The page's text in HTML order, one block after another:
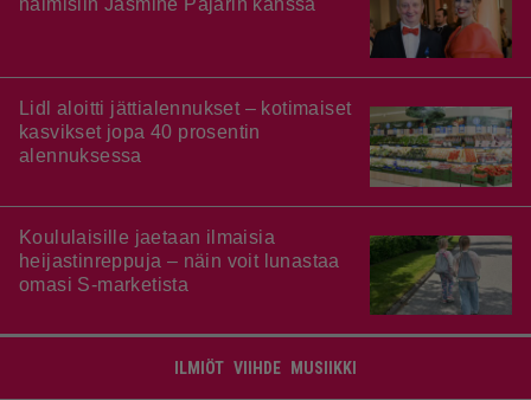
Lidl aloitti jättialennukset – kotimaiset
kasvikset jopa 40 prosentin
alennuksessa
Koululaisille jaetaan ilmaisia
heijastinreppuja – näin voit lunastaa
omasi S-marketista
ILMIÖT VIIHDE MUSIIKKI